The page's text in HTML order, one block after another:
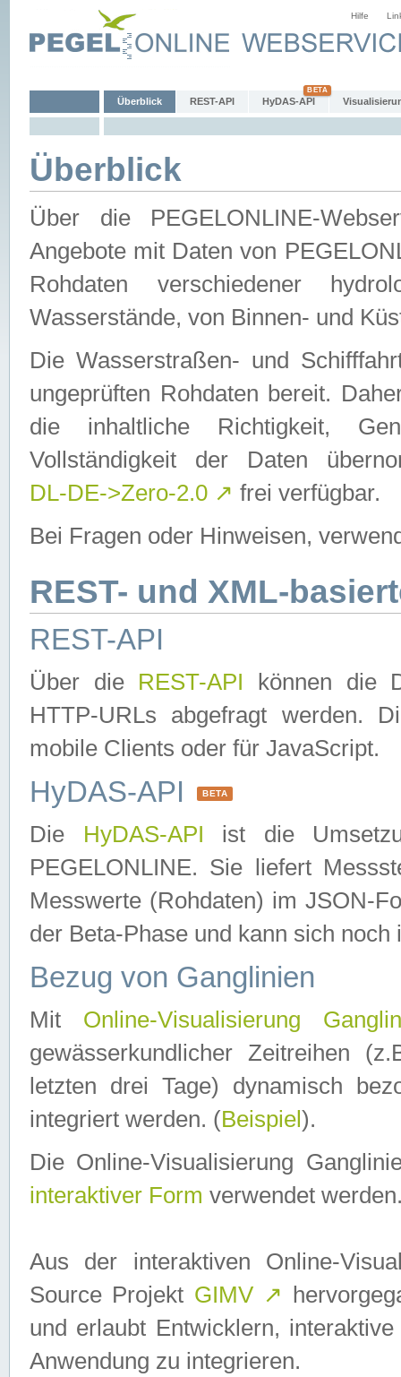
Hilfe
Überblick REST-API HyDAS-API
Überblick
Über die PEGELONLINE-
Angebote mit Daten von
Rohdaten verschiedener
Wasserstände, von Binnen- und
Die Wasserstraßen- und
ungeprüften Rohdaten bereit.
die inhaltliche Richtigkeit,
Vollständigkeit der Daten
DL-DE->Zero-2.0 ↗ frei verfügbar.
Bei Fragen oder Hinweisen,
REST- und XML-
REST-API
Über die REST-API können die
HTTP-URLs abgefragt werden.
mobile Clients oder für JavaScript.
HyDAS-API BETA
Die HyDAS-API ist die
PEGELONLINE. Sie liefert
Messwerte (Rohdaten) im JSON-
der Beta-Phase und kann sich noch
Bezug von Ganglinien
Mit Online-Visualisierung
gewässerkundlicher Zeitreihen
letzten drei Tage) dynamisch
integriert werden. (Beispiel ).
Die Online-Visualisierung
interaktiver Form verwendet
Aus der interaktiven Online-
Source Projekt GIMV ↗
und erlaubt Entwicklern,
Anwendung zu integrieren.